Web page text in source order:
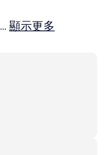
... 顯示更多